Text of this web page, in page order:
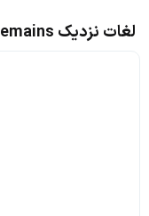
لغات نزدیک remains